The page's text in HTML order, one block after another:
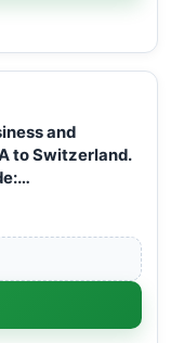
and
to Switzerland.